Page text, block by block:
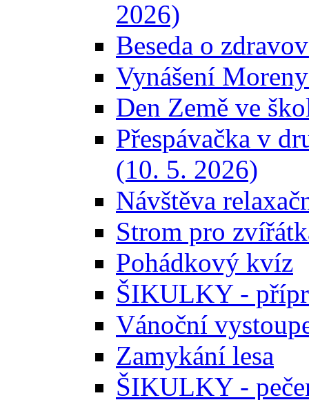
2026)
Beseda o
Vynášení
Den Země ve
Přespávačka v
(10. 5. 2026)
Návštěva
Strom pro
Pohádkový kvíz
ŠIKULKY -
Vánoční
Zamykání lesa
ŠIKULKY -